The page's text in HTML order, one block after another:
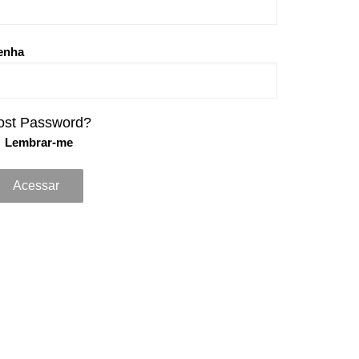
Password?
Lembrar-me